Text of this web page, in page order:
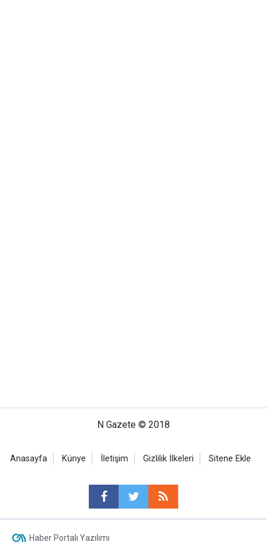
N Gazete © 2018
Anasayfa Künye İletişim Gizlilik İlkeleri Sitene Ekle
Haber Portalı Yazılımı